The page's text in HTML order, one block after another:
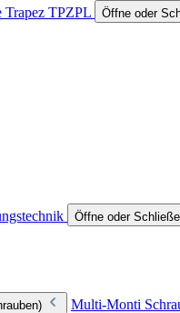
Trapez TPZPL Öffne oder
Öffne oder
Multi-Monti